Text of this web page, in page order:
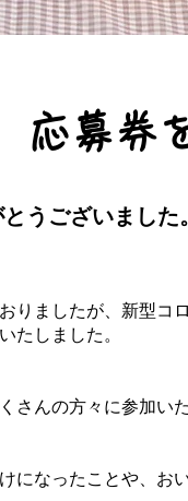
応募券
うございました。
りましたが、新型コ
たしました。
さんの方々に参加い
になったことや、お